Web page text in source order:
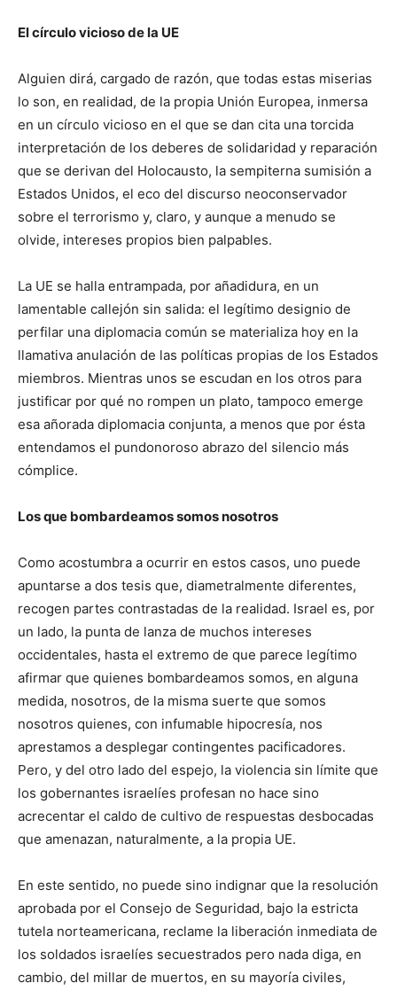
El círculo vicioso de la UE
Alguien dirá, cargado de razón, que todas estas miserias
lo son, en realidad, de la propia Unión Europea, inmersa
en un círculo vicioso en el que se dan cita una torcida
interpretación de los deberes de solidaridad y reparación
que se derivan del Holocausto, la sempiterna sumisión a
Estados Unidos, el eco del discurso neoconservador
sobre el terrorismo y, claro, y aunque a menudo se
olvide, intereses propios bien palpables.
La UE se halla entrampada, por añadidura, en un
lamentable callejón sin salida: el legítimo designio de
perfilar una diplomacia común se materializa hoy en la
llamativa anulación de las políticas propias de los Estados
miembros. Mientras unos se escudan en los otros para
justificar por qué no rompen un plato, tampoco emerge
esa añorada diplomacia conjunta, a menos que por ésta
entendamos el pundonoroso abrazo del silencio más
cómplice.
Los que bombardeamos somos nosotros
Como acostumbra a ocurrir en estos casos, uno puede
apuntarse a dos tesis que, diametralmente diferentes,
recogen partes contrastadas de la realidad. Israel es, por
un lado, la punta de lanza de muchos intereses
occidentales, hasta el extremo de que parece legítimo
afirmar que quienes bombardeamos somos, en alguna
medida, nosotros, de la misma suerte que somos
nosotros quienes, con infumable hipocresía, nos
aprestamos a desplegar contingentes pacificadores.
Pero, y del otro lado del espejo, la violencia sin límite que
los gobernantes israelíes profesan no hace sino
acrecentar el caldo de cultivo de respuestas desbocadas
que amenazan, naturalmente, a la propia UE.
En este sentido, no puede sino indignar que la resolución
aprobada por el Consejo de Seguridad, bajo la estricta
tutela norteamericana, reclame la liberación inmediata de
los soldados israelíes secuestrados pero nada diga, en
cambio, del millar de muertos, en su mayoría civiles,